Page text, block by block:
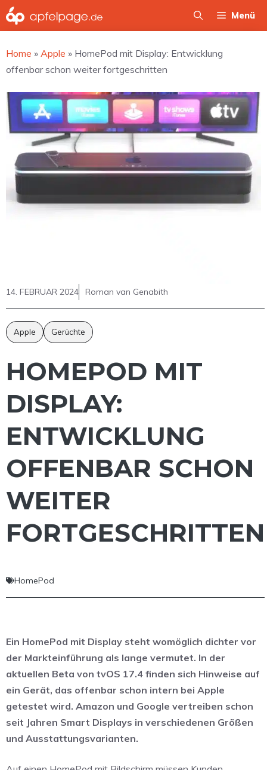
Zum
Inhalt
Menü
Home » Apple » HomePod mit Display: Entwicklung
offenbar schon weiter fortgeschritten
14. FEBRUAR 2024 Roman van Genabith
Apple Gerüchte
HOMEPOD MIT
DISPLAY:
ENTWICKLUNG
OFFENBAR SCHON
WEITER
FORTGESCHRITTEN
HomePod
Ein HomePod mit Display steht womöglich dichter vor
der Markteinführung als lange vermutet. In der
aktuellen Beta von tvOS 17.4 finden sich Hinweise auf
ein Gerät, das offenbar schon intern bei Apple
getestet wird. Amazon und Google vertreiben schon
seit Jahren Smart Displays in verschiedenen Größen
und Ausstattungsvarianten.